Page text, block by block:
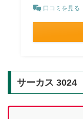
口コミを見る
サーカス 3024